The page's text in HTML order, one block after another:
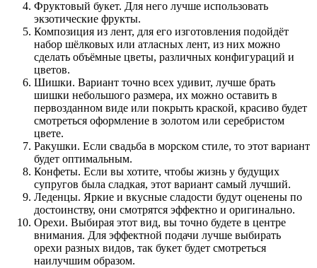
Фруктовый букет. Для него лучше использовать
экзотические фрукты.
Композиция из лент, для его изготовления подойдёт
набор шёлковых или атласных лент, из них можно
сделать объёмные цветы, различных конфигураций и
цветов.
Шишки. Вариант точно всех удивит, лучше брать
шишки небольшого размера, их можно оставить в
первозданном виде или покрыть краской, красиво будет
смотреться оформление в золотом или серебристом
цвете.
Ракушки. Если свадьба в морском стиле, то этот вариант
будет оптимальным.
Конфеты. Если вы хотите, чтобы жизнь у будущих
супругов была сладкая, этот вариант самый лучший.
Леденцы. Яркие и вкусные сладости будут оценены по
достоинству, они смотрятся эффектно и оригинально.
Орехи. Выбирая этот вид, вы точно будете в центре
внимания. Для эффектной подачи лучше выбирать
орехи разных видов, так букет будет смотреться
наилучшим образом.